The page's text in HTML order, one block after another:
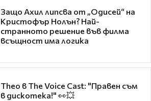
Защо Ахил липсва от „Одисей“ на
Кристофър Нолън? Най-
странното решение във филма
всъщност има логика
Theo в The Voice Cast: "Правен съм
в дискотека!" 👀💥